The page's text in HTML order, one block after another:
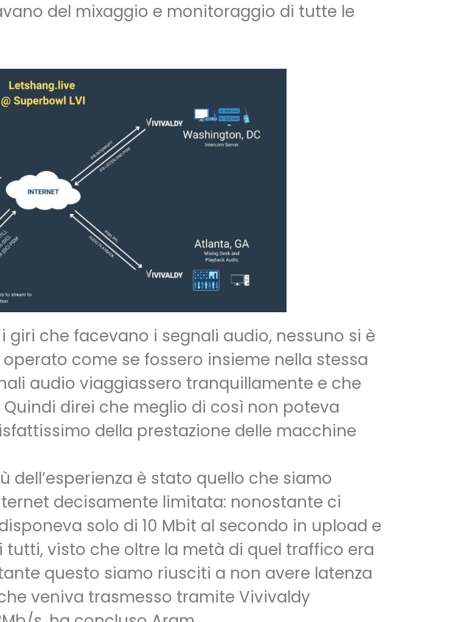
del mixaggio e monitoraggio di tutte le
giri che facevano i segnali audio, nessuno si è
come se fossero insieme nella stessa
audio viaggiassero tranquillamente e che
direi che meglio di così non poteva
della prestazione delle macchine
dell’esperienza è stato quello che siamo
decisamente limitata: nonostante ci
solo di 10 Mbit al secondo in upload e
visto che oltre la metà di quel traffico era
questo siamo riusciti a non avere latenza
veniva trasmesso tramite Vivivaldy